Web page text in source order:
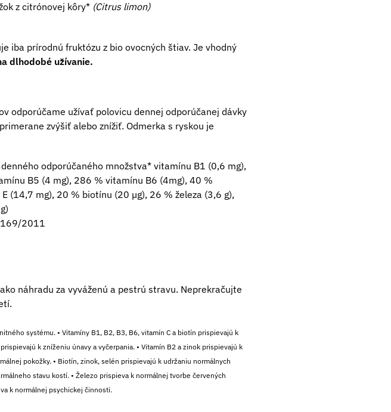
z citrónovej kôry* (Citrus limon)
iba prírodnú fruktózu z bio ovocných štiav. Je vhodný
dlhodobé užívanie.
odporúčame užívať polovicu dennej odporúčanej dávky
zvýšiť alebo znížiť. Odmerka s ryskou je
odporúčaného množstva* vitamínu B1 (0,6 mg),
B5 (4 mg), 286 % vitamínu B6 (4­mg), 40 %
(14,7 mg), 20 % biotínu (20 µg), 26 % železa (3,6 g),
2011
náhradu za vyváženú a pestrú stravu. Neprekračujte
systému. • Vitamíny B1, B2, B3, B6, vitamín C a biotín prispievajú k
k zníženiu únavy a vyčerpania. • Vitamín B2 a zinok prispievajú k
pokožky. • Biotín, zinok, selén prispievajú k udržaniu normálnych
stavu kostí. • Železo prispieva k normálnej tvorbe červených
k normálnej psychickej činnosti.